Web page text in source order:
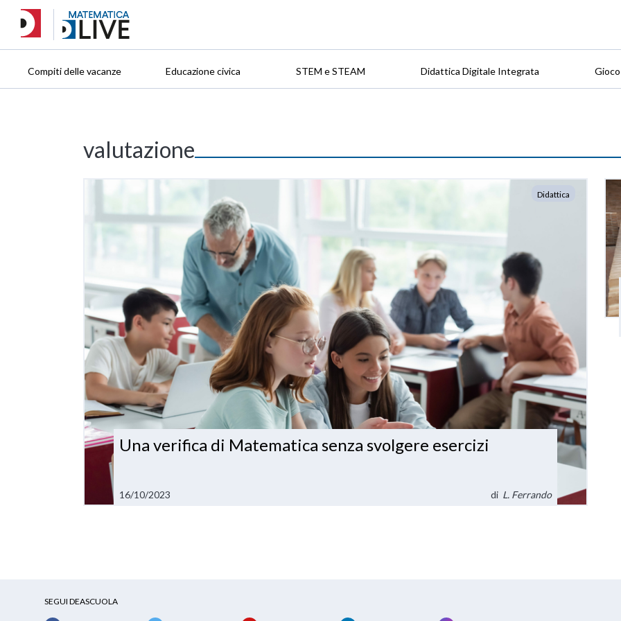
Compiti delle vacanze Educazione civica STEM e STEAM Didattica Digitale Integrata Gioco
valutazione
Didattica
Una verifica di Matematica senza svolgere esercizi
16/10/2023 di L. Ferrando
SEGUI DEASCUOLA